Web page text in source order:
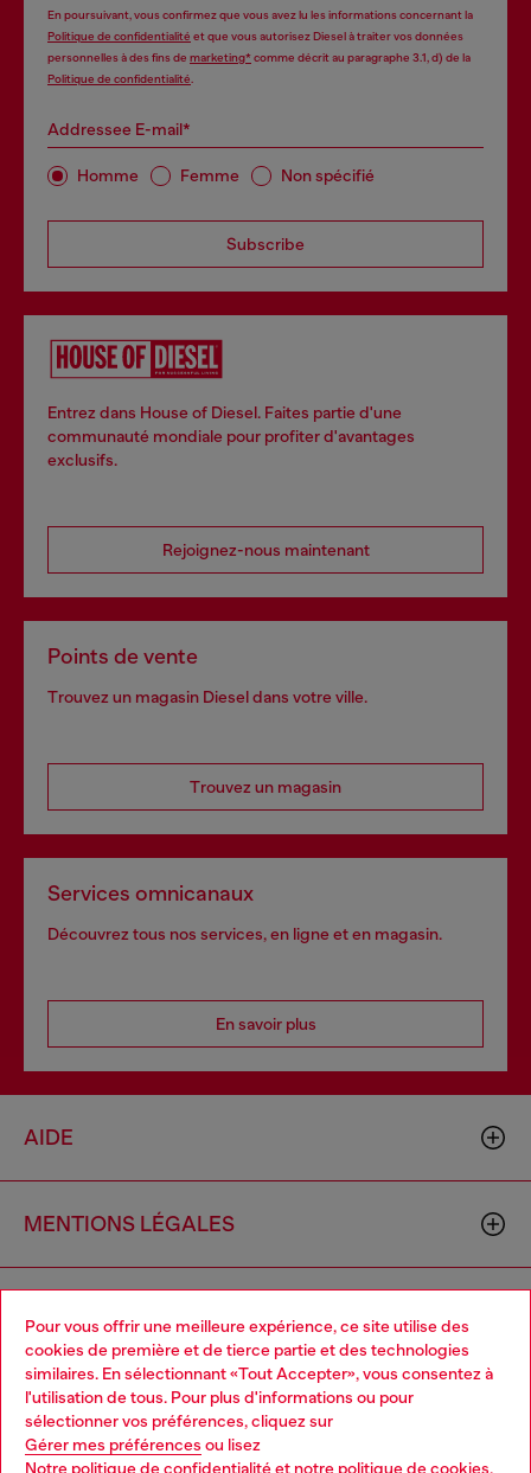
Pour vous offrir une meilleure expérience, ce site utilise des
cookies de première et de tierce partie et des technologies
similaires. En sélectionnant «Tout Accepter», vous consentez à
l'utilisation de tous. Pour plus d'informations ou pour
sélectionner vos préférences, cliquez sur
Gérer mes préférences ou lisez
Notre politique de confidentialitéet notre politique de cookies.
En poursuivant, vous confirmez que vous avez lu les informations concernant la
Politique de confidentialité et que vous autorisez Diesel à traiter vos données
personnelles à des fins de marketing*comme décrit au paragraphe 3.1, d) de la
Politique de confidentialité
Addressee E-mail*
Homme Femme Non spécifié
Subscribe
Entrez dans House of Diesel. Faites partie d'une
communauté mondiale pour profiter d'avantages
exclusifs.
Rejoignez-nous maintenant
Points de vente
Trouvez un magasin Diesel dans votre ville.
Trouvez un magasin
Services omnicanaux
Découvrez tous nos services, en ligne et en magasin.
En savoir plus
AIDE
MENTIONS LÉGALES
CORPORATE
Choose your location
You are currently browsing Suisse website, but it seems you